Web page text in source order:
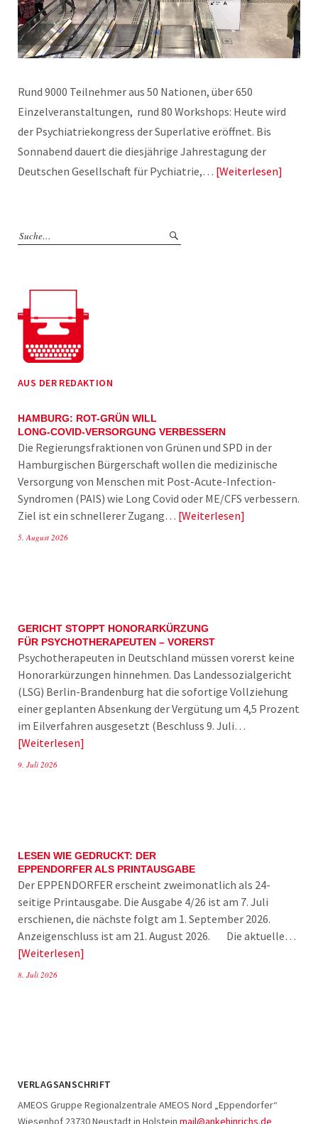
Rund 9000 Teilnehmer aus 50 Nationen, über 650
Einzelveranstaltungen, rund 80 Workshops: Heute wird
der Psychiatriekongress der Superlative eröffnet. Bis
Sonnabend dauert die diesjährige Jahrestagung der
Deutschen Gesellschaft für Pychiatrie,… Weiterlesen
AUS DER REDAKTION
HAMBURG: ROT-GRÜN WILL
LONG-COVID-VERSORGUNG VERBESSERN
Die Regierungsfraktionen von Grünen und SPD in der
Hamburgischen Bürgerschaft wollen die medizinische
Versorgung von Menschen mit Post-Acute-Infection-
Syndromen (PAIS) wie Long Covid oder ME/CFS verbessern.
Ziel ist ein schnellerer Zugang… Weiterlesen
5. August 2026
GERICHT STOPPT HONORARKÜRZUNG
FÜR PSYCHOTHERAPEUTEN – VORERST
Psychotherapeuten in Deutschland müssen vorerst keine
Honorarkürzungen hinnehmen. Das Landessozialgericht
(LSG) Berlin-Brandenburg hat die sofortige Vollziehung
einer geplanten Absenkung der Vergütung um 4,5 Prozent
im Eilverfahren ausgesetzt (Beschluss 9. Juli…
Weiterlesen
9. Juli 2026
LESEN WIE GEDRUCKT: DER
EPPENDORFER ALS PRINTAUSGABE
Der EPPENDORFER erscheint zweimonatlich als 24-
seitige Printausgabe. Die Ausgabe 4/26 ist am 7. Juli
erschienen, die nächste folgt am 1. September 2026.
Anzeigenschluss ist am 21. August 2026. Die aktuelle…
Weiterlesen
8. Juli 2026
VERLAGSANSCHRIFT
AMEOS Gruppe Regionalzentrale AMEOS Nord „Eppendorfer“